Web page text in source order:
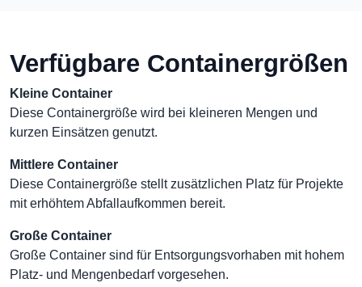
Verfügbare Containergrößen
Kleine Container
Diese Containergröße wird bei kleineren Mengen und
kurzen Einsätzen genutzt.
Mittlere Container
Diese Containergröße stellt zusätzlichen Platz für Projekte
mit erhöhtem Abfallaufkommen bereit.
Große Container
Große Container sind für Entsorgungsvorhaben mit hohem
Platz- und Mengenbedarf vorgesehen.